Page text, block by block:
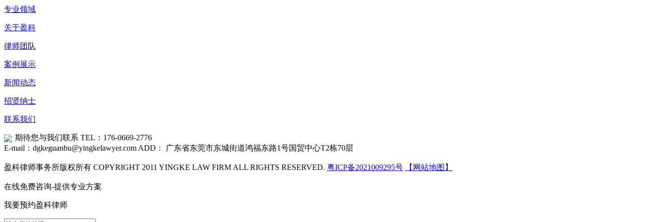
专业领域
关于盈科
律师团队
案例展示
新闻动态
招贤纳士
联系我们
期待您与我们联系 TEL：176-0669-2776
E-mail：dgkeguanbu@yingkelawyer.com ADD： 广东省东莞市东城街道鸿福东路1号国贸中心T2栋70层
盈科律师事务所版权所有 COPYRIGHT 2011 YINGKE LAW FIRM ALL RIGHTS RESERVED. 粤ICP备2021009295号 【网站地图】
在线免费咨询-提供专业方案
我要预约盈科律师